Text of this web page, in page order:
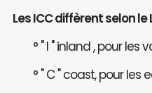
Les ICC diffèrent selon le
° " I " inland , pour les
° " C " coast, pour les